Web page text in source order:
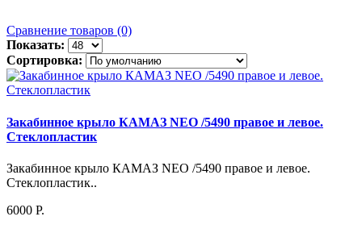
Сравнение товаров (0)
Показать:
Сортировка:
Закабинное крыло КАМАЗ NEO /5490 правое и левое.
Стеклопластик
Закабинное крыло КАМАЗ NEO /5490 правое и левое.
Стеклопластик..
6000 P.